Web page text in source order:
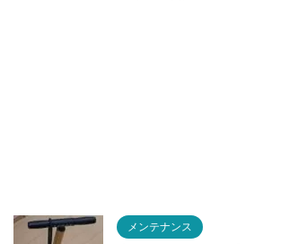
メンテナンス